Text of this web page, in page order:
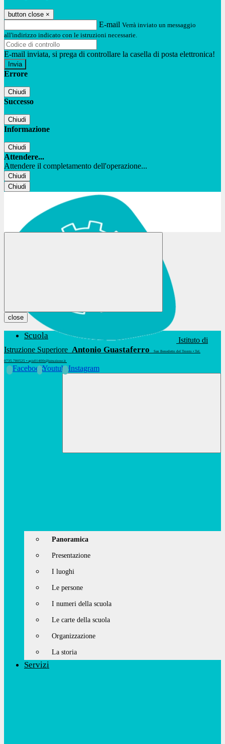
button close ×
E-mail Verrà inviato un messaggio
all'indirizzo indicato con le istruzioni necessarie.
E-mail inviata, si prega di controllare la casella di posta elettronica!
Errore
Chiudi
Successo
Chiudi
Informazione
Chiudi
Attendere...
Attendere il completamento dell'operazione...
Chiudi
Chiudi
Istituto di
Istruzione Superiore Antonio Guastaferro San Benedetto del Tronto • Tel.
0735.780525 • apis01400t@istruzione.it
FacebookYoutubeInstagram
close
Scuola
Panoramica
Presentazione
I luoghi
Le persone
I numeri della scuola
Le carte della scuola
Organizzazione
La storia
Servizi